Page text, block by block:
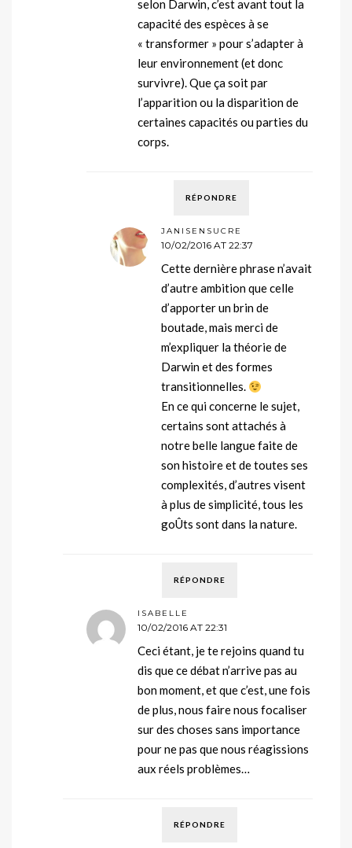
selon Darwin, c’est avant tout la
capacité des espèces à se
« transformer » pour s’adapter à
leur environnement (et donc
survivre). Que ça soit par
l’apparition ou la disparition de
certaines capacités ou parties du
corps.
RÉPONDRE
JANISENSUCRE
10/02/2016 AT 22:37
Cette dernière phrase n’avait
d’autre ambition que celle
d’apporter un brin de
boutade, mais merci de
m’expliquer la théorie de
Darwin et des formes
transitionnelles.
En ce qui concerne le sujet,
certains sont attachés à
notre belle langue faite de
son histoire et de toutes ses
complexités, d’autres visent
à plus de simplicité, tous les
goÛts sont dans la nature.
RÉPONDRE
ISABELLE
10/02/2016 AT 22:31
Ceci étant, je te rejoins quand tu
dis que ce débat n’arrive pas au
bon moment, et que c’est, une fois
de plus, nous faire nous focaliser
sur des choses sans importance
pour ne pas que nous réagissions
aux réels problèmes…
RÉPONDRE